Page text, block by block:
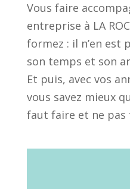
Vous faire
entreprise à LA
formez : il n’en est
son temps et son
Et puis, avec vos
vous savez mieux
faut faire et ne pas